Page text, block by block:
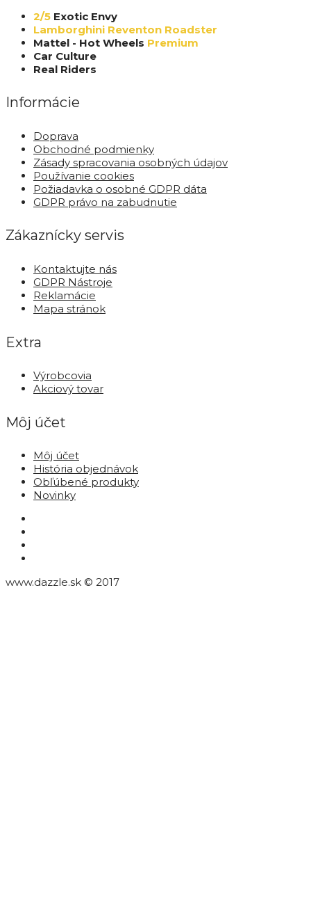
2/5 Exotic Envy
Lamborghini Reventon Roadster
Mattel - Hot Wheels Premium
Car Culture
Real Riders
Informácie
Doprava
Obchodné podmienky
Zásady spracovania osobných údajov
Používanie cookies
Požiadavka o osobné GDPR dáta
GDPR právo na zabudnutie
Zákaznícky servis
Kontaktujte nás
GDPR Nástroje
Reklamácie
Mapa stránok
Extra
Výrobcovia
Akciový tovar
Môj účet
Môj účet
História objednávok
Obľúbené produkty
Novinky
www.dazzle.sk © 2017